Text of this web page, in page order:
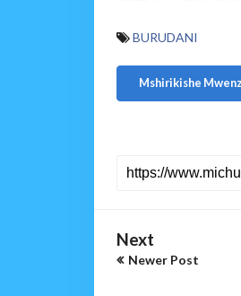
BURUDANI
Mshirikishe
Next
Newer Post